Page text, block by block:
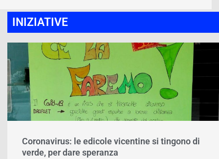
INIZIATIVE
Coronavirus: le edicole vicentine si tingono di
verde, per dare speranza